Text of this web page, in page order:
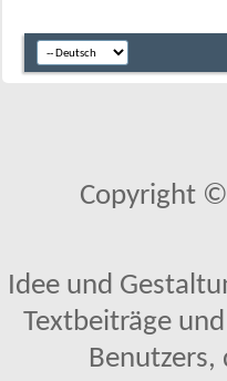
Copyright
Idee und
Textbeiträge